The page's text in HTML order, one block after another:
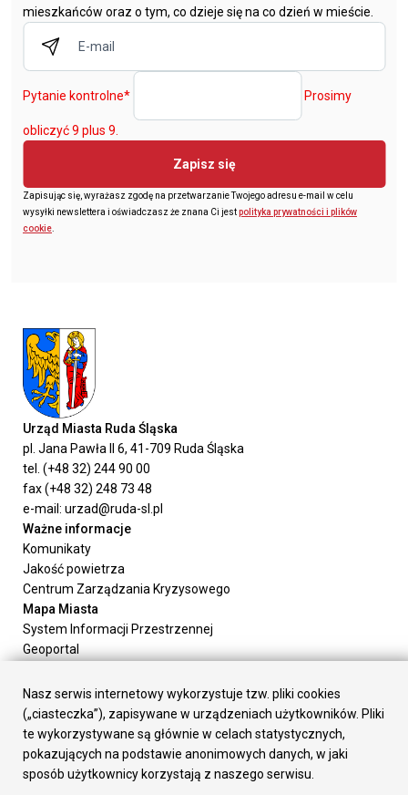
mieszkańców oraz o tym, co dzieje się na co dzień w mieście.
Pytanie kontrolne* Prosimy
obliczyć 9 plus 9.
Zapisz się
Zapisując się, wyrażasz zgodę na przetwarzanie Twojego adresu e-mail w celu
wysyłki newslettera i oświadczasz że znana Ci jestpolityka prywatności i plików
cookie
Urząd Miasta Ruda Śląska
pl. Jana Pawła II 6, 41-709 Ruda Śląska
tel. (+48 32) 244 90 00
fax (+48 32) 248 73 48
e-mail: urzad@ruda-sl.pl
Ważne informacje
Komunikaty
Jakość powietrza
Centrum Zarządzania Kryzysowego
Mapa Miasta
System Informacji Przestrzennej
Geoportal
Załatw sprawę
Prezydent Miasta
Rada Miasta
Wydziały
Elektroniczna Skrzynka Podawcza
Nasz serwis internetowy wykorzystuje tzw. pliki cookies
(„ciasteczka”), zapisywane w urządzeniach użytkowników. Pliki
te wykorzystywane są głównie w celach statystycznych,
pokazujących na podstawie anonimowych danych, w jaki
sposób użytkownicy korzystają z naszego serwisu.